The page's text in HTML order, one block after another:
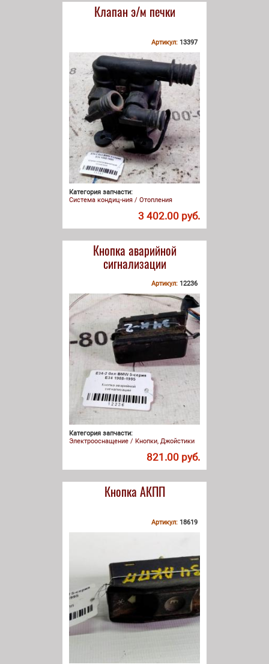
Клапан э/м печки
Артикул: 13397
Категория запчасти:
Система кондиц-ния / Отопления
3 402.00 руб.
Кнопка аварийной
сигнализации
Артикул: 12236
Категория запчасти:
Электрооснащение / Кнопки, Джойстики
821.00 руб.
Кнопка АКПП
Артикул: 18619